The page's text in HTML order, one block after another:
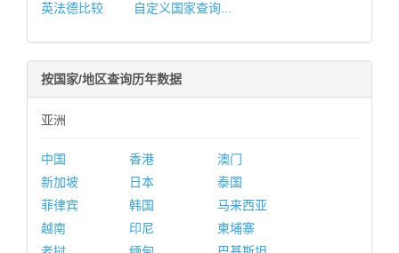
英法德比较
自定义国家查询...
按国家/地区查询历年数据
亚洲
中国 香港
澳门
新加坡
日本
泰国
菲律宾
韩国
马来西亚
越南
印尼
柬埔寨